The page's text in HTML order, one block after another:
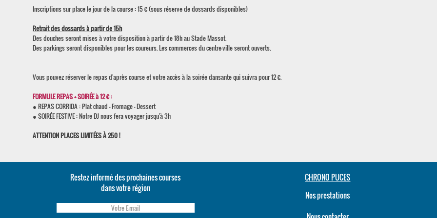
Inscriptions sur place le jour de la course : 15 € (sous réserve de dossards disponibles)
Retrait des dossards à partir de 15h
Des douches seront mises à votre disposition à partir de 18h au Stade Massot.
Des parkings seront disponibles pour les coureurs. Les commerces du centre-ville seront ouverts.
Vous pouvez réserver le repas d'après course et votre accès à la soirée dansante qui suivra pour 12 €.
FORMULE REPAS + SOIRÉE à 12 € :
● REPAS CORRIDA : Plat chaud - Fromage - Dessert
● SOIRÉE FESTIVE : Notre DJ nous fera voyager jusqu'à 3h
ATTENTION PLACES LIMITÉES À 250 !
Restez informé des prochaines courses
dans votre région
CHRONO PUCES
Nos prestations